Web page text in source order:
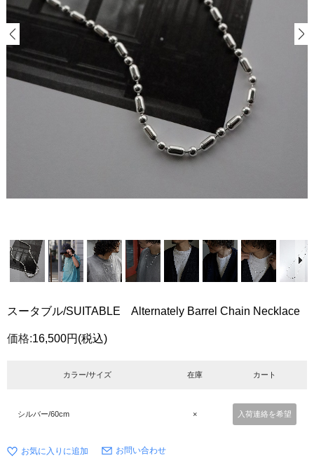
スータブル/SUITABLE Alternately Barrel Chain Necklace
価格:16,500円 (税込)
カラー/サイズ 在庫 カート
シルバー/60cm × 入荷連絡を希望
お問い合わせ